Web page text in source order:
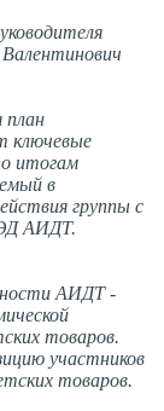
план
ключевые
итогам
в
группы с
АИДТ.
АИДТ -
товаров.
участников
товаров.